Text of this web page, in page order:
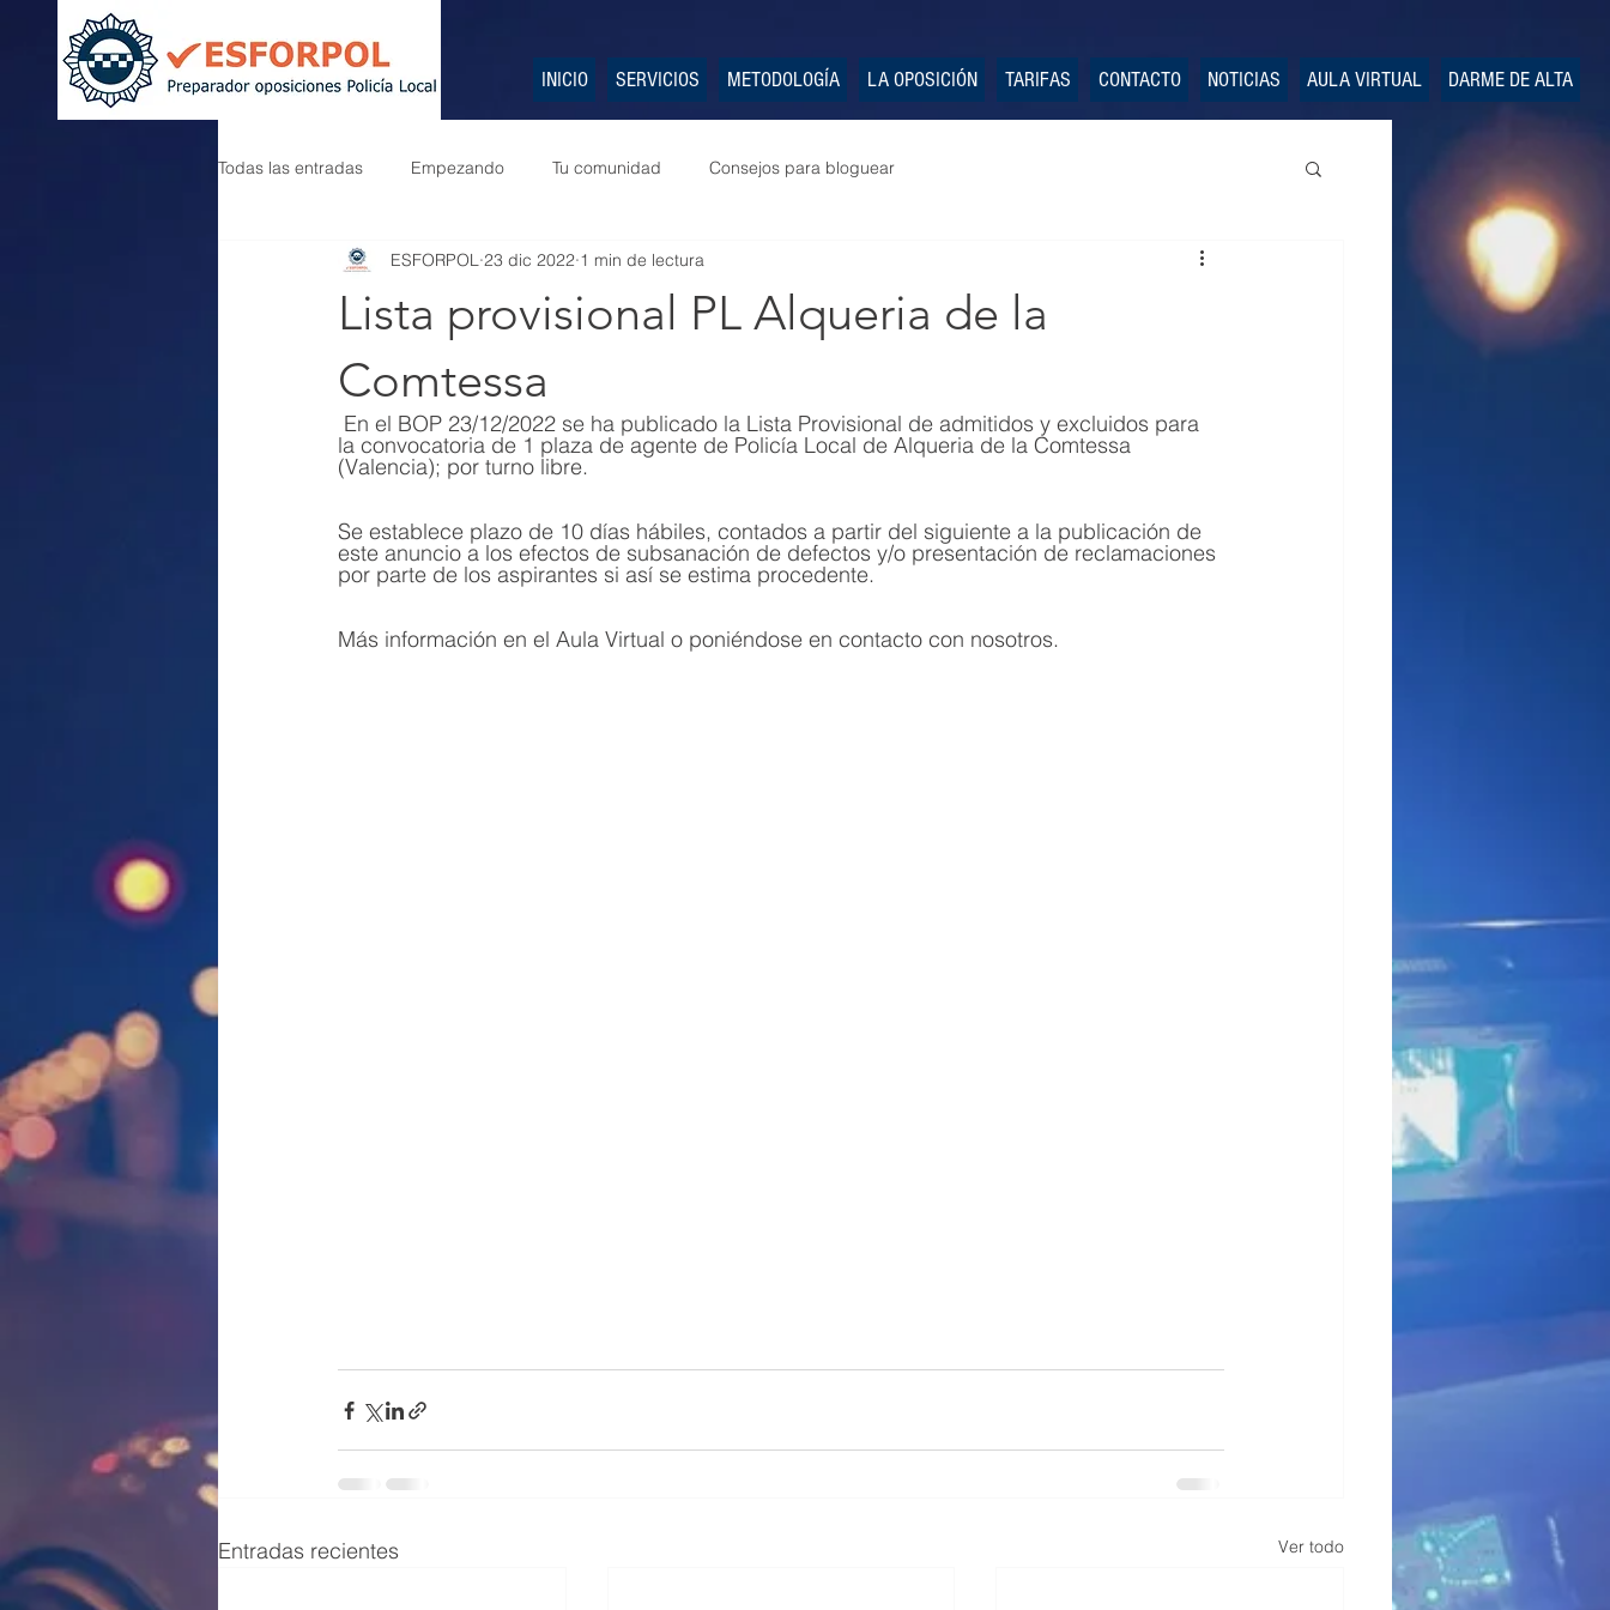
INICIO SERVICIOS METODOLOGÍA LA OPOSICIÓN TARIFAS CONTACTO NOTICIAS AULA VIRTUAL DARME DE ALTA
Todas las entradas Empezando Tu comunidad Consejos para bloguear
Lista provisional PL Alqueria de la
Comtessa
ESFORPOL 23 dic 2022 1 min de lectura
la convocatoria de 1 plaza de agente de Policía Local de Alqueria de la Comtessa
(Valencia); por turno libre.
Se establece plazo de 10 días hábiles, contados a partir del siguiente a la publicación de
este anuncio a los efectos de subsanación de defectos y/o presentación de reclamaciones
por parte de los aspirantes si así se estima procedente.
Más información en el Aula Virtual o poniéndose en contacto con nosotros.
Entradas recientes Ver todo